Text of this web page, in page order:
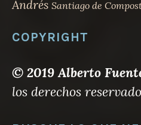
Andrés Santiago de
COPYRIGHT
© 2019 Alberto
los derechos